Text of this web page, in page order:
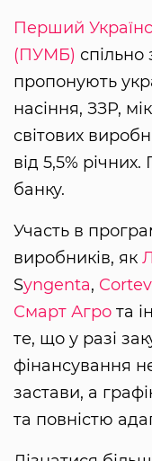
Перший
(ПУМБ)
пропонують
насіння, ЗЗР,
світових
від 5,5%
банку.
Участь в
виробників, як
Syngenta,
Смарт Агро та
те, що у разі
фінансування
застави, а
та повністю